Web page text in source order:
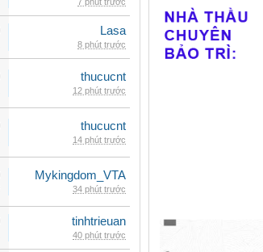
Lasa
8 phút trước
thucucnt
12 phút trước
thucucnt
14 phút trước
Mykingdom_VTA
34 phút trước
tinhtrieuan
40 phút trước